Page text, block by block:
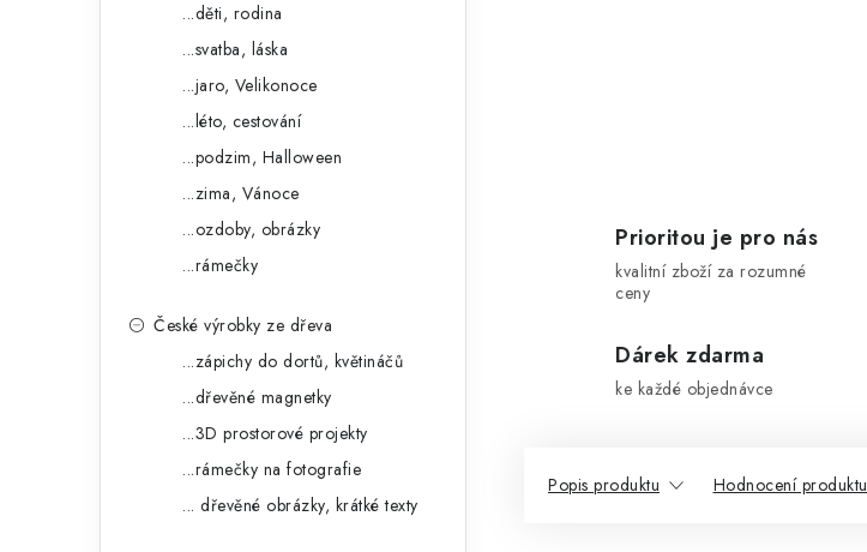
...děti, rodina
...svatba, láska
...jaro, Velikonoce
...léto, cestování
...podzim, Halloween
...zima, Vánoce
...ozdoby, obrázky
...rámečky
České výrobky ze dřeva
...zápichy do dortů, květináčů
...dřevěné magnetky
...3D prostorové projekty
...rámečky na fotografie
... dřevěné obrázky, krátké texty
Prioritou je pro nás
kvalitní zboží za rozumné
ceny
Dárek zdarma
ke každé objednávce
Popis produktu Hodnocení produktu